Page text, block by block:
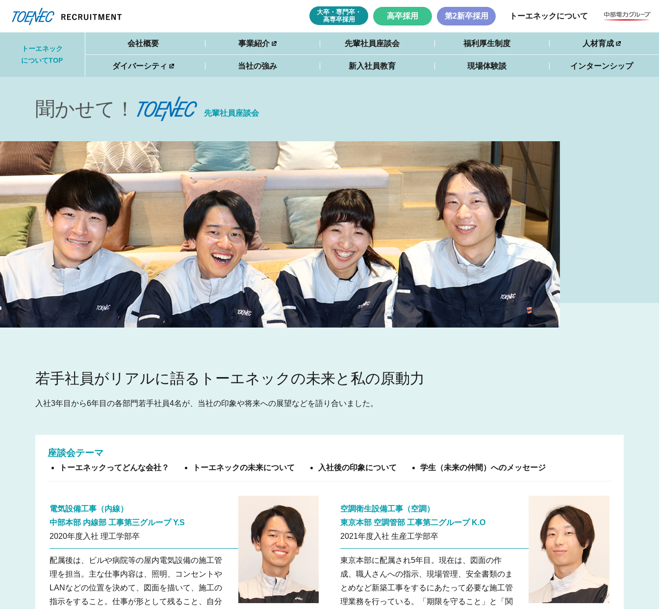
大卒・専門卒・
高専卒採用
高卒採用 第2新卒採用 トーエネックについて
トーエネック
についてTOP
会社概要 事業紹介 先輩社員座談会 福利厚生制度 人材育成
ダイバーシティ 当社の強み 新入社員教育 現場体験談 インターンシップ
聞かせて！
トーエ
ネック
先輩社員座談会
若手社員がリアルに語る トーエネックの未来と私の原動力
入社3年目から6年目の各部門若手社員4名が、当社の印象や将来への展望などを語り合いました。
座談会テーマ
トーエネックってどんな会社？ トーエネックの未来について 入社後の印象について 学生（未来の仲間）へのメッセージ
電気設備工事（内線）
中部本部 内線部 工事第三グループY.S
2020年度入社 理工学部卒
配属後は、ビルや病院等の屋内電気設備の施工管
理を担当。主な仕事内容は、照明、コンセントや
LANなどの位置を決めて、図面を描いて、施工の
指示をすること。仕事が形として残ること、自分
空調衛生設備工事（空調）
東京本部 空調管部 工事第二グループ K.O
2021年度入社 生産工学部卒
東京本部に配属され5年目。現在は、図面の作
成、職人さんへの指示、現場管理、安全書類のま
とめなど新築工事をするにあたって必要な施工管
理業務を行っている。「期限を守ること」と「関